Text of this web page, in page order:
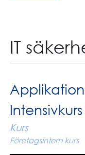
IT
Intensivkurs
Kurs
Företagsintern kurs